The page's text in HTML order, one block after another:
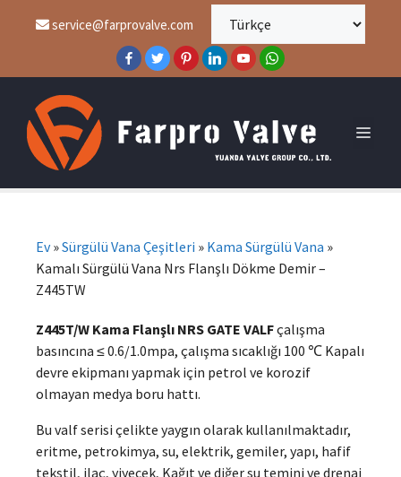
service@farprovalve.com
Ev»Sürgülü Vana Çeşitleri » Kama Sürgülü Vana »
Kamalı Sürgülü Vana Nrs Flanşlı Dökme Demir –
Z445TW
Z445T/W Kama Flanşlı NRS GATE VALFçalışma
basıncına ≤ 0.6/1.0mpa, çalışma sıcaklığı 100 ℃ Kapalı
devre ekipmanı yapmak için petrol ve korozif
olmayan medya boru hattı.
Bu valf serisi çelikte yaygın olarak kullanılmaktadır,
eritme, petrokimya, su, elektrik, gemiler, yapı, hafif
tekstil, ilaç, yiyecek, Kağıt ve diğer su temini ve drenaj